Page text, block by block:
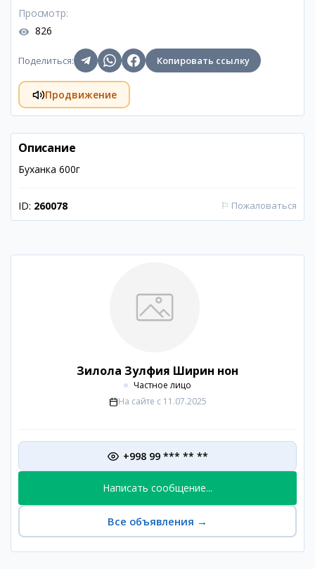
Просмотр:
826
Поделиться: Копировать ссылку
Продвижение
Описание
Буханка 600г
ID: 260078 ⚐ Пожаловаться
Зилола Зулфия Ширин нон
Частное лицо
На сайте с 11.07.2025
+998 99 *** ** **
Написать сообщение...
Все объявления →